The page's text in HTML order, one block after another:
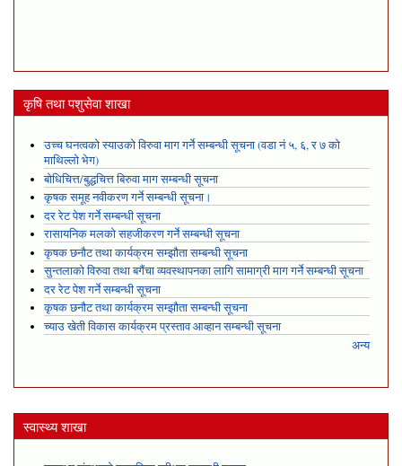
कृषि तथा पशुसेवा शाखा
उच्च घनत्वको स्याउको विरुवा माग गर्ने सम्बन्धी सूचना (वडा नं ५, ६, र ७ को
माथिल्लो भेग)
बोधिचित्त/बुद्धचित्त बिरुवा माग सम्बन्धी सूचना
कृषक समूह नवीकरण गर्ने सम्बन्धी सूचना।
दर रेट पेश गर्ने सम्बन्धी सूचना
रासायनिक मलको सहजीकरण गर्ने सम्बन्धी सूचना
कृषक छनौट तथा कार्यक्रम सम्झौता सम्बन्धी सूचना
सुन्तलाको विरुवा तथा बगैंचा व्यवस्थापनका लागि सामाग्री माग गर्ने सम्बन्धी सूचना
दर रेट पेश गर्ने सम्बन्धी सूचना
कृषक छनौट तथा कार्यक्रम सम्झौता सम्बन्धी सूचना
च्याउ खेती विकास कार्यक्रम प्रस्ताव आव्हान सम्बन्धी सूचना
अन्य
स्वास्थ्य शाखा